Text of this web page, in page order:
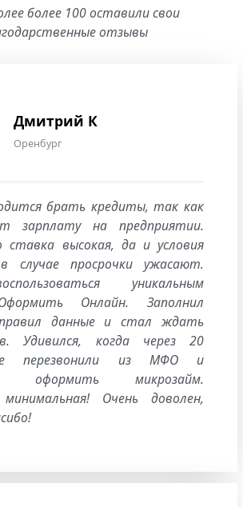
более 100 оставили свои
отзывы
Дмитрий К
Оренбург
брать кредиты, так как
зарплату на предприятии.
высокая, да и условия
случае просрочки ужасают.
уникальным
Онлайн. Заполнил
данные и стал ждать
Удивился, когда через 20
перезвонили из МФО и
оформить микрозайм.
Очень доволен,